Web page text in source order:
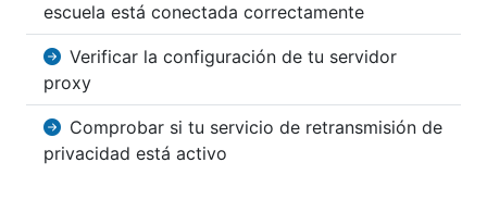
escuela está conectada correctamente
Verificar la configuración de tu servidor
proxy
Comprobar si tu servicio de retransmisión de
privacidad está activo